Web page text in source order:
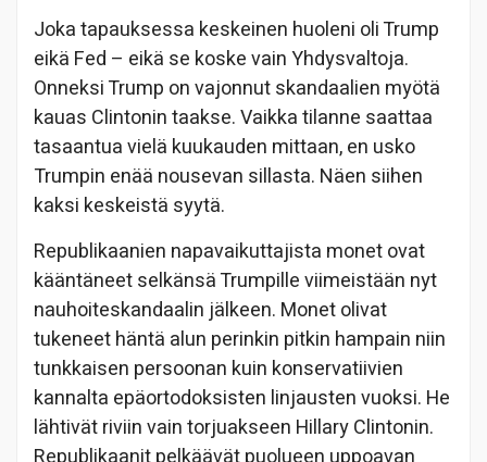
Joka tapauksessa keskeinen huoleni oli Trump
eikä Fed – eikä se koske vain Yhdysvaltoja.
Onneksi Trump on vajonnut skandaalien myötä
kauas Clintonin taakse. Vaikka tilanne saattaa
tasaantua vielä kuukauden mittaan, en usko
Trumpin enää nousevan sillasta. Näen siihen
kaksi keskeistä syytä.
Republikaanien napavaikuttajista monet ovat
kääntäneet selkänsä Trumpille viimeistään nyt
nauhoiteskandaalin jälkeen. Monet olivat
tukeneet häntä alun perinkin pitkin hampain niin
tunkkaisen persoonan kuin konservatiivien
kannalta epäortodoksisten linjausten vuoksi. He
lähtivät riviin vain torjuakseen Hillary Clintonin.